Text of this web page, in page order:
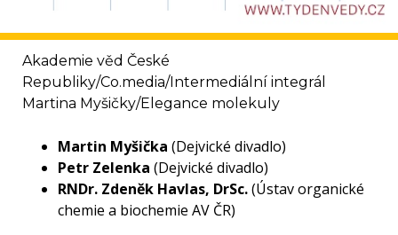
Akademie věd České
Republiky/Co.media/Intermediální integrál
Martina Myšičky/Elegance molekuly
Martin Myšička (Dejvické divadlo)
Petr Zelenka (Dejvické divadlo)
RNDr. Zdeněk Havlas, DrSc.(Ústav organické
chemie a biochemie AV ČR)